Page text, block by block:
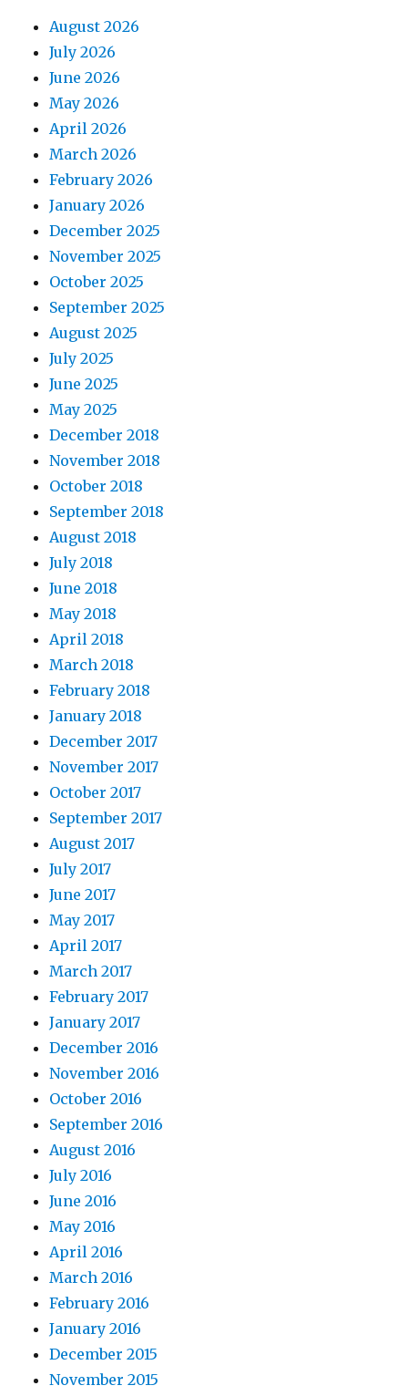
August 2026
July 2026
June 2026
May 2026
April 2026
March 2026
February 2026
January 2026
December 2025
November 2025
October 2025
September 2025
August 2025
July 2025
June 2025
May 2025
December 2018
November 2018
October 2018
September 2018
August 2018
July 2018
June 2018
May 2018
April 2018
March 2018
February 2018
January 2018
December 2017
November 2017
October 2017
September 2017
August 2017
July 2017
June 2017
May 2017
April 2017
March 2017
February 2017
January 2017
December 2016
November 2016
October 2016
September 2016
August 2016
July 2016
June 2016
May 2016
April 2016
March 2016
February 2016
January 2016
December 2015
November 2015